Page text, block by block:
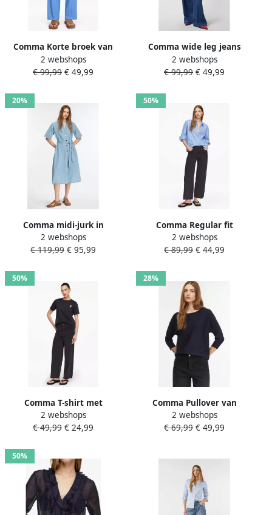
Comma Korte broek van
viscosemix met persplooien
2 webshops
€ 99,99 € 49,99
Comma wide leg jeans
medium blue denim
2 webshops
€ 99,99 € 49,99
20%
Comma midi-jurk in
denimlook met lyocell
2 webshops
€ 119,99 € 95,99
50%
Comma Regular fit
overhemdblouse met
siersteentjes
2 webshops
€ 89,99 € 44,99
50%
Comma T-shirt met
siersteentjes
2 webshops
€ 49,99 € 24,99
28%
Comma Pullover van
effectgaren met 3 4-mouw
2 webshops
€ 69,99 € 49,99
50%